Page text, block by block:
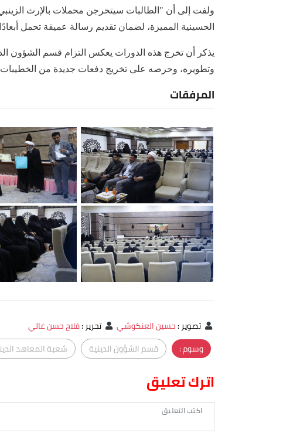
ولفت إلى أن "الطالبات سيتخرجن محملات بالإرث
الحسينية المميزة، لضمان تقديم رسالة عميقة تحمل
يذكر أن تخرج هذه الدورات يعكس التزام قسم الشؤون
وتطويره، وحرصه على تخريج دفعات جديدة من الخطيبات
المرفقات
تصوير:حسين العنكوشي تحرير:فلاح حسن غالي
وسوم :
قسم الشؤون الدينية شعبة المعاهد
اترك تعليق